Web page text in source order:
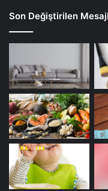
Son Değiştirilen